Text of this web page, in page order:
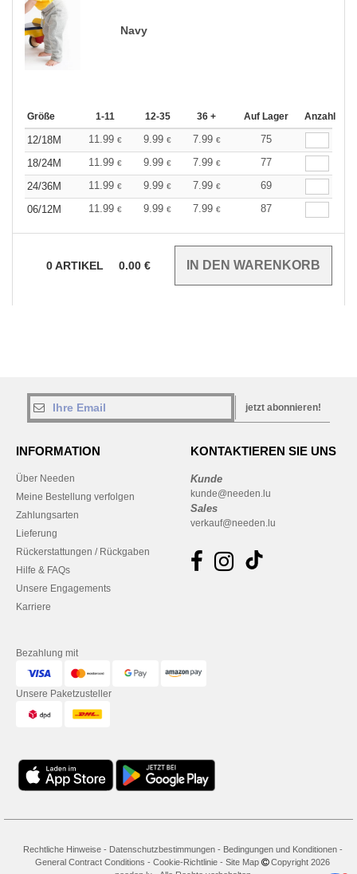
Navy
Größe 1-11 12-35 36 + Auf Lager Anzahl
12/18M 11.99 € 9.99 € 7.99 €
75
18/24M
11.99 € 9.99 € 7.99 €
77
24/36M
11.99 € 9.99 € 7.99 €
69
06/12M
11.99 € 9.99 € 7.99 € 87
0ARTIKEL 0.00 €
jetzt abonnieren!
INFORMATION
Über Needen
Meine Bestellung verfolgen
Zahlungsarten
Lieferung
Rückerstattungen / Rückgaben
Hilfe & FAQs
Unsere Engagements
Karriere
KONTAKTIEREN SIE UNS
Kunde
kunde@needen.lu
Sales
verkauf@needen.lu
Bezahlung mit
Unsere Paketzusteller
Rechtliche Hinweise- Datenschutzbestimmungen- Bedingungen und Konditionen-
General Contract Conditions - Cookie-Richtlinie - Site Map
Copyright 2026